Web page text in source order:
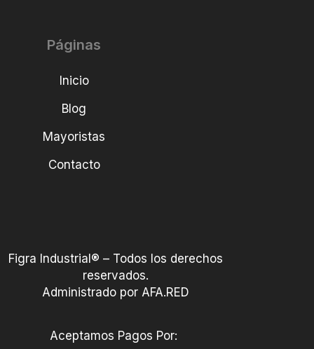
Páginas
Inicio
Blog
Mayoristas
Contacto
Figra Industrial® – Todos los derechos
reservados.
Administrado por AFA.RED
Aceptamos Pagos Por: